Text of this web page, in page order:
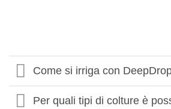
Come si irriga con
Per quali tipi di colture è